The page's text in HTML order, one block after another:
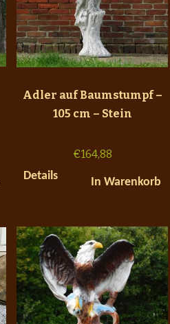
Adler auf Baumstumpf –
105 cm – Stein
€164,88
Details
In Warenkorb